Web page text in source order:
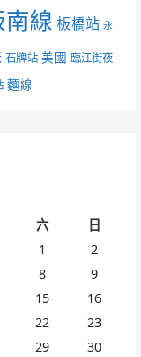
南線 板橋站 永
石牌站 美國 臨江街夜
麵線
六
日
1
2
8
9
15
16
22
23
29
30